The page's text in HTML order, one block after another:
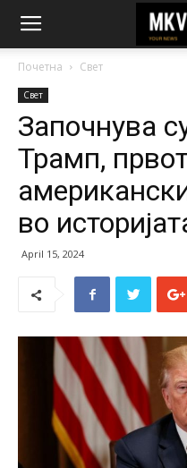
Почетна Свет
Свет
Започнува
Трамп,
во
April 15, 2024